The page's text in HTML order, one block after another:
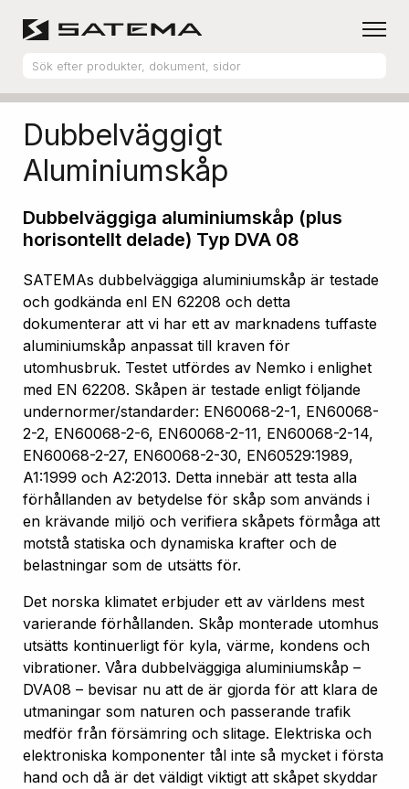
Produktsortiment Aluminiumskåp
Dubbelväggigt
Aluminiumskåp
Dubbelväggiga aluminiumskåp (plus
horisontellt delade) Typ DVA 08
SATEMAs dubbelväggiga aluminiumskåp är testade
och godkända enl EN 62208 och detta
dokumenterar att vi har ett av marknadens tuffaste
aluminiumskåp anpassat till kraven för
utomhusbruk. Testet utfördes av Nemko i enlighet
med EN 62208. Skåpen är testade enligt följande
undernormer/standarder: EN60068-2-1, EN60068-
2-2, EN60068-2-6, EN60068-2-11, EN60068-2-14,
EN60068-2-27, EN60068-2-30, EN60529:1989,
A1:1999 och A2:2013. Detta innebär att testa alla
förhållanden av betydelse för skåp som används i
en krävande miljö och verifiera skåpets förmåga att
motstå statiska och dynamiska krafter och de
belastningar som de utsätts för.
Det norska klimatet erbjuder ett av världens mest
varierande förhållanden. Skåp monterade utomhus
utsätts kontinuerligt för kyla, värme, kondens och
vibrationer. Våra dubbelväggiga aluminiumskåp –
DVA08 – bevisar nu att de är gjorda för att klara de
utmaningar som naturen och passerande trafik
medför från försämring och slitage. Elektriska och
elektroniska komponenter tål inte så mycket i första
hand och då är det väldigt viktigt att skåpet skyddar